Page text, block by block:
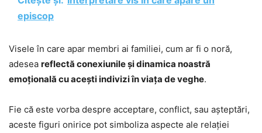
episcop
Visele în care apar membri ai familiei, cum ar fi o noră,
adesea reflectă conexiunile și dinamica noastră
emoțională cu acești indivizi în viața de veghe.
Fie că este vorba despre acceptare, conflict, sau așteptări,
aceste figuri onirice pot simboliza aspecte ale relației